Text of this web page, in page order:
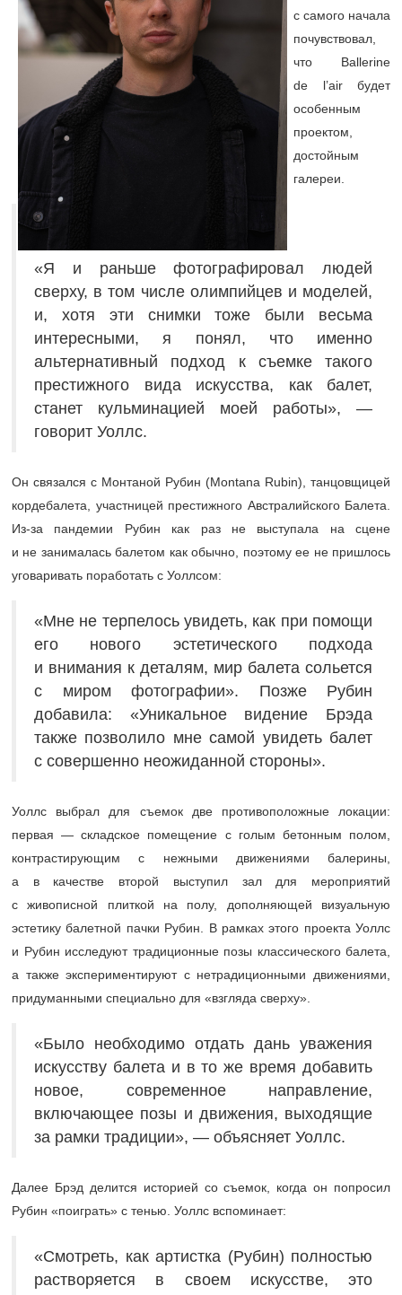
с самого начала
почувствовал,
что Ballerine
de l’air будет
особенным
проектом,
достойным
галереи.
«Я и раньше фотографировал людей
сверху, в том числе олимпийцев и моделей,
и, хотя эти снимки тоже были весьма
интересными, я понял, что именно
альтернативный подход к съемке такого
престижного вида искусства, как балет,
станет кульминацией моей работы», —
говорит Уоллс.
Он связался с Монтаной Рубин (Montana Rubin), танцовщицей
кордебалета, участницей престижного Австралийского Балета.
Из-за пандемии Рубин как раз не выступала на сцене
и не занималась балетом как обычно, поэтому ее не пришлось
уговаривать поработать с Уоллсом:
«Мне не терпелось увидеть, как при помощи
его нового эстетического подхода
и внимания к деталям, мир балета сольется
с миром фотографии». Позже Рубин
добавила: «Уникальное видение Брэда
также позволило мне самой увидеть балет
с совершенно неожиданной стороны».
Уоллс выбрал для съемок две противоположные локации:
первая — складское помещение с голым бетонным полом,
контрастирующим с нежными движениями балерины,
а в качестве второй выступил зал для мероприятий
с живописной плиткой на полу, дополняющей визуальную
эстетику балетной пачки Рубин. В рамках этого проекта Уоллс
и Рубин исследуют традиционные позы классического балета,
а также экспериментируют с нетрадиционными движениями,
придуманными специально для «взгляда сверху».
«Было необходимо отдать дань уважения
искусству балета и в то же время добавить
новое, современное направление,
включающее позы и движения, выходящие
за рамки традиции», — объясняет Уоллс.
Далее Брэд делится историей со съемок, когда он попросил
Рубин «поиграть» с тенью. Уоллс вспоминает:
«Смотреть, как артистка (Рубин) полностью
растворяется в своем искусстве, это